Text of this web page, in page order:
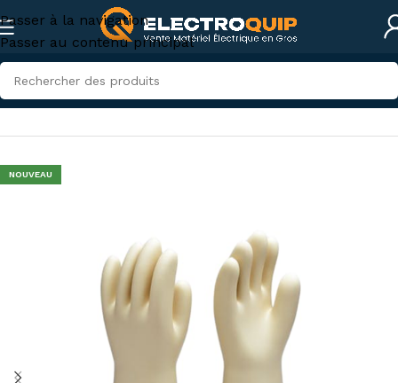
Passer à la navigation
Passer au contenu principal
Accueil/Sécurité/Équipement sécurité électrique
NOUVEAU